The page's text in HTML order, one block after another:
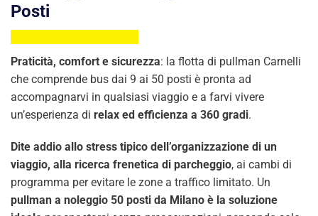
Posti
Praticità, comfort e sicurezza: la flotta di pullman Carnelli
che comprende bus dai 9 ai 50 posti è pronta ad
accompagnarvi in qualsiasi viaggio e a farvi vivere
un’esperienza di relax ed efficienza a 360 gradi.
Dite addio allo stress tipico dell’organizzazione di un
viaggio, alla ricerca frenetica di parcheggio, ai cambi di
programma per evitare le zone a traffico limitato. Un
pullman a noleggio 50 posti da Milano è la soluzione